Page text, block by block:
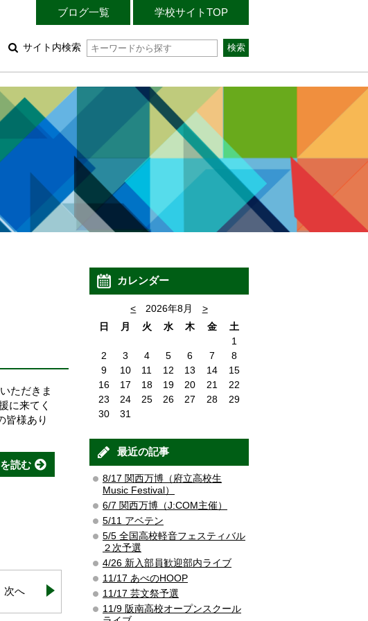
ブログ一覧 学校サイトTOP
サイト内検索
ただきま
に来てく
皆様あり
読む
次へ
カレンダー
< 2026年8月
>
日
月 火 水 木 金
土
1
2
3 4 5 6 7
8
9
10 11 12 13 14
15
16
17 18 19 20 21
22
23
24 25 26 27 28
29
30
31
最近の記事
8/17 関西万博（府立高校生
Music Festival）
6/7 関西万博（J:COM主催）
5/11 アベテン
5/5 全国高校軽音フェスティバル
２次予選
4/26 新入部員歓迎部内ライブ
11/17 あべのHOOP
11/17 芸文祭予選
11/9 阪南高校オープンスクール